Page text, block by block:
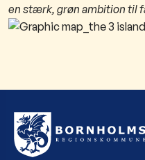
en stærk, grøn ambition til